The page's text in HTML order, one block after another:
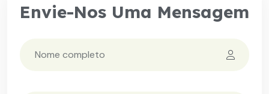
Envie-Nos Uma Mensagem